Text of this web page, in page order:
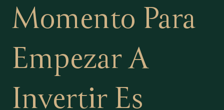
Momento Para
Empezar A
Invertir Es